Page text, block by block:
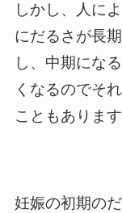
しかし、人に
にだるさが長
し、中期にな
くなるのでそ
こともあります
妊娠の初期の